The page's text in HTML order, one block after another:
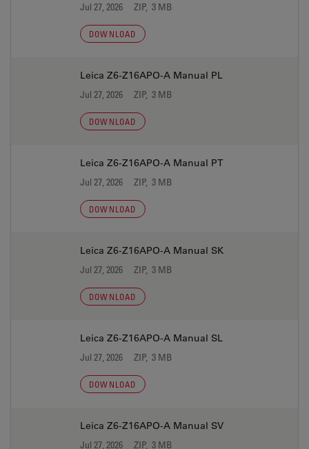
Jul 27, 2026 ZIP, 3 MB
DOWNLOAD
Leica Z6-Z16APO-A Manual PL
Jul 27, 2026 ZIP, 3 MB
DOWNLOAD
Leica Z6-Z16APO-A Manual PT
Jul 27, 2026 ZIP, 3 MB
DOWNLOAD
Leica Z6-Z16APO-A Manual SK
Jul 27, 2026 ZIP, 3 MB
DOWNLOAD
Leica Z6-Z16APO-A Manual SL
Jul 27, 2026 ZIP, 3 MB
DOWNLOAD
Leica Z6-Z16APO-A Manual SV
Jul 27, 2026 ZIP, 3 MB